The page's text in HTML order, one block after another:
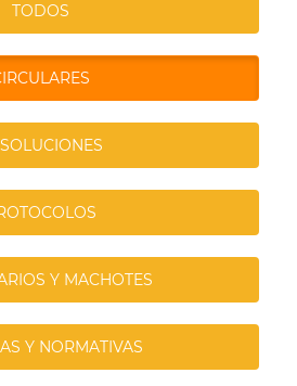
TODOS
Y MACHOTES
Y NORMATIVAS